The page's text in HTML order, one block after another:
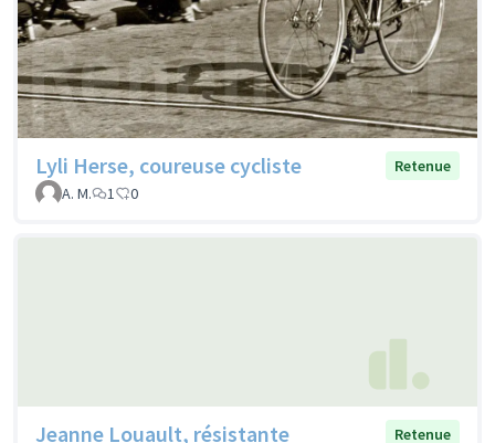
Lyli Herse, coureuse cycliste
Retenue
A. M.
1 0
Jeanne Louault, résistante Retenue